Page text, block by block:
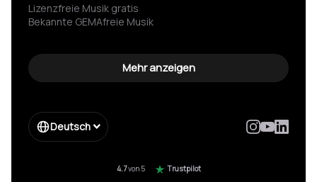
Lizenzfreie Musik gratis
Bekannte GEMAfreie Musik
Gemafreie wartemusik
Hintergrundmusik für werbung
Enterprise
Form Enterprise
Moebelkette gema einsparung
Mehr anzeigen
Deutsch
4.7von 5
Trustpilot